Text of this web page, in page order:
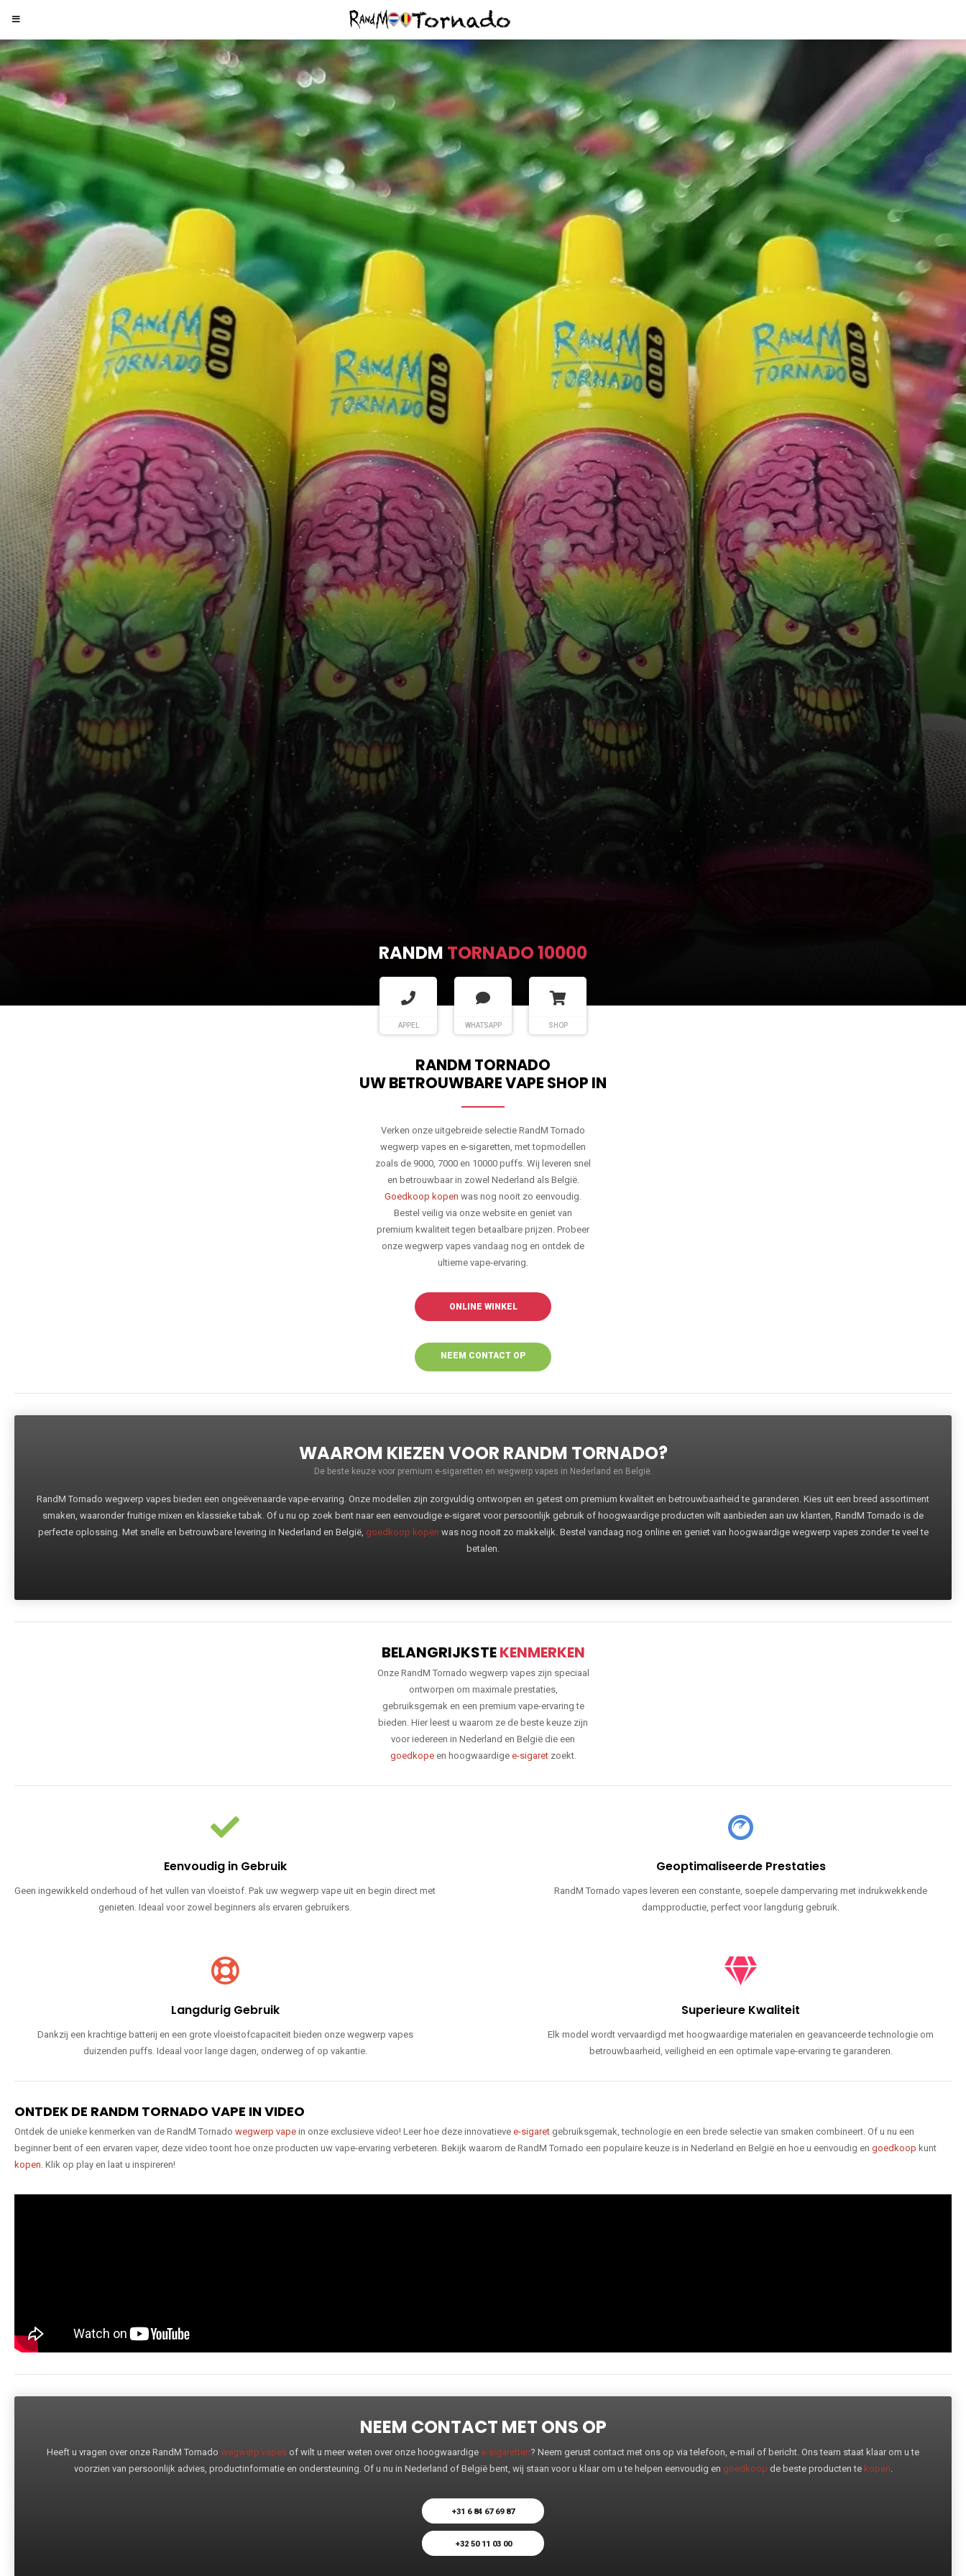
RANDM TORNADO 10000
APPEL WHATSAPP SHOP
RANDM TORNADO
UW BETROUWBARE VAPE SHOP IN
Verken onze uitgebreide selectie RandM Tornado
wegwerp vapes en e-sigaretten, met topmodellen
zoals de 9000, 7000 en 10000 puffs. Wij leveren snel
en betrouwbaar in zowel Nederland als België.
Goedkoop kopen was nog nooit zo eenvoudig.
Bestel veilig via onze website en geniet van
premium kwaliteit tegen betaalbare prijzen. Probeer
onze wegwerp vapes vandaag nog en ontdek de
ultieme vape-ervaring.
ONLINE WINKEL
NEEM CONTACT OP
WAAROM KIEZEN VOOR RANDM TORNADO?
De beste keuze voor premium e-sigaretten en wegwerp vapes in Nederland en België.
RandM Tornado wegwerp vapes bieden een ongeëvenaarde vape-ervaring. Onze modellen zijn zorgvuldig ontworpen en getest om premium kwaliteit en betrouwbaarheid te garanderen. Kies uit een breed assortiment
smaken, waaronder fruitige mixen en klassieke tabak. Of u nu op zoek bent naar een eenvoudige e-sigaret voor persoonlijk gebruik of hoogwaardige producten wilt aanbieden aan uw klanten, RandM Tornado is de
perfecte oplossing. Met snelle en betrouwbare levering in Nederland en België, goedkoop kopen was nog nooit zo makkelijk. Bestel vandaag nog online en geniet van hoogwaardige wegwerp vapes zonder te veel te
betalen.
BELANGRIJKSTEKENMERKEN
Onze RandM Tornado wegwerp vapes zijn speciaal
ontworpen om maximale prestaties,
gebruiksgemak en een premium vape-ervaring te
bieden. Hier leest u waarom ze de beste keuze zijn
voor iedereen in Nederland en België die een
goedkopeen hoogwaardige e-sigaretzoekt.
Eenvoudig in Gebruik
Geen ingewikkeld onderhoud of het vullen van vloeistof. Pak uw wegwerp vape uit en begin direct met
genieten. Ideaal voor zowel beginners als ervaren gebruikers.
Geoptimaliseerde Prestaties
RandM Tornado vapes leveren een constante, soepele dampervaring met indrukwekkende
dampproductie, perfect voor langdurig gebruik.
Langdurig Gebruik
Dankzij een krachtige batterij en een grote vloeistofcapaciteit bieden onze wegwerp vapes
duizenden puffs. Ideaal voor lange dagen, onderweg of op vakantie.
Superieure Kwaliteit
Elk model wordt vervaardigd met hoogwaardige materialen en geavanceerde technologie om
betrouwbaarheid, veiligheid en een optimale vape-ervaring te garanderen.
ONTDEK DE RANDM TORNADO VAPE IN VIDEO
Ontdek de unieke kenmerken van de RandM Tornado wegwerp vape in onze exclusieve video! Leer hoe deze innovatieve e-sigaret gebruiksgemak, technologie en een brede selectie van smaken combineert. Of u nu een
beginner bent of een ervaren vaper, deze video toont hoe onze producten uw vape-ervaring verbeteren. Bekijk waarom de RandM Tornado een populaire keuze is in Nederland en België en hoe u eenvoudig en goedkoop kunt
kopen. Klik op play en laat u inspireren!
NEEM CONTACT MET ONS OP
Heeft u vragen over onze RandM Tornado wegwerp vapes of wilt u meer weten over onze hoogwaardige e-sigaretten? Neem gerust contact met ons op via telefoon, e-mail of bericht. Ons team staat klaar om u te
voorzien van persoonlijk advies, productinformatie en ondersteuning. Of u nu in Nederland of België bent, wij staan voor u klaar om u te helpen eenvoudig en goedkoop de beste producten te kopen.
+31 6 84 67 69 87
+32 50 11 03 00